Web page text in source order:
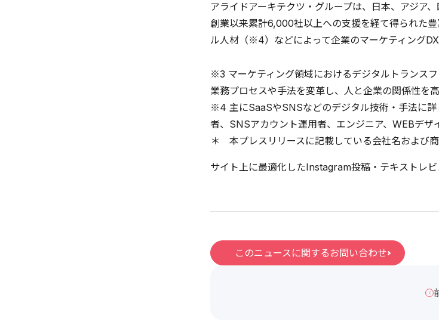
アライドアーキテクツ・グループは、日本、アジア
創業以来累計6,000社以上への支援を経て得られた
ル人材（※4）などによって企業のマーケティングDX
※3 マーケティング領域におけるデジタルトランス
業務プロセスや手法を変革し、人と企業の関係性を
※4 主にSaaSやSNSなどのデジタル技術・手法に
者、SNSアカウント運用者、エンジニア、WEBデザ
＊ 本プレスリリースに記載している会社名および
サイト上に最適化したInstagram投稿・テキストレ
このニュースに関するお問い合わせ